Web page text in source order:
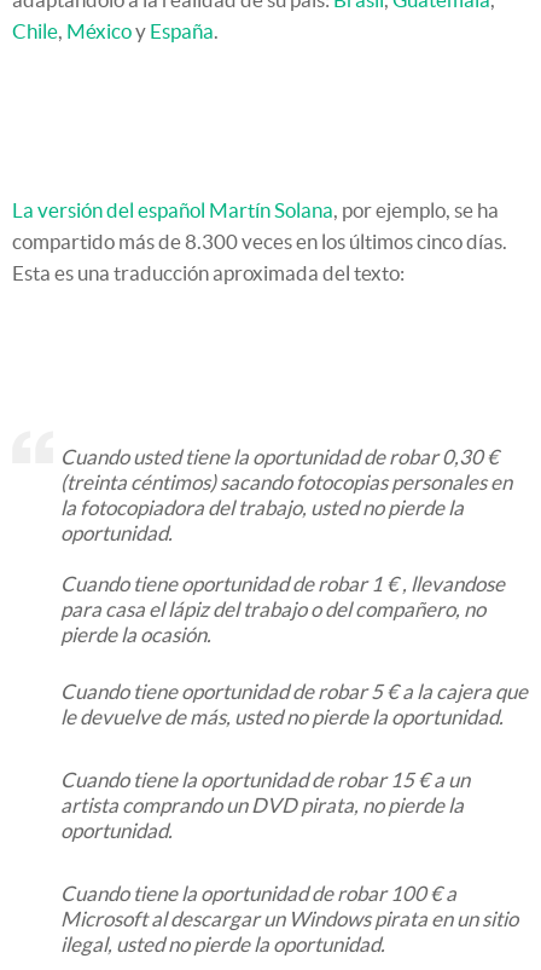
Chile, Méxicoy España.
La versión del español Martín Solana, por ejemplo, se ha
compartido más de 8.300 veces en los últimos cinco días.
Esta es una traducción aproximada del texto:
Cuando usted tiene la oportunidad de robar 0,30 €
(treinta céntimos) sacando fotocopias personales en
la fotocopiadora del trabajo, usted no pierde la
oportunidad.
Cuando tiene oportunidad de robar 1 € , llevandose
para casa el lápiz del trabajo o del compañero, no
pierde la ocasión.
Cuando tiene oportunidad de robar 5 € a la cajera que
le devuelve de más, usted no pierde la oportunidad.
Cuando tiene la oportunidad de robar 15 € a un
artista comprando un DVD pirata, no pierde la
oportunidad.
Cuando tiene la oportunidad de robar 100 € a
Microsoft al descargar un Windows pirata en un sitio
ilegal, usted no pierde la oportunidad.